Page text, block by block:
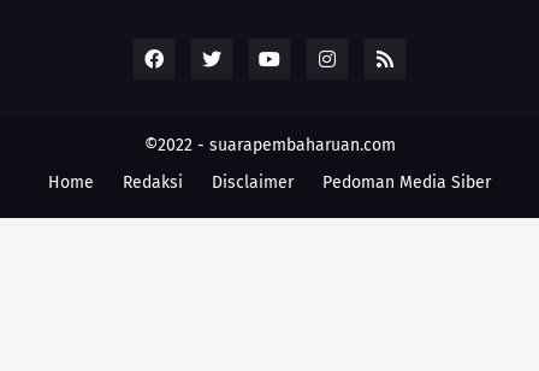
©2022 - suarapembaharuan.com
Home
Redaksi Disclaimer Pedoman Media Siber